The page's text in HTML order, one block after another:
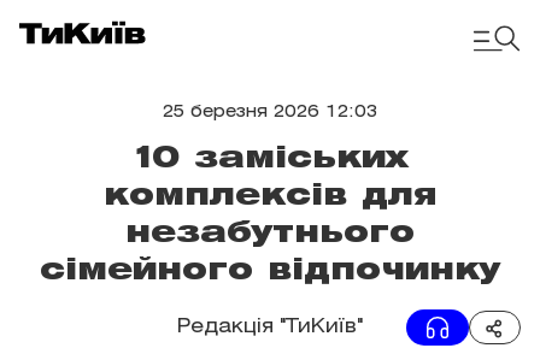
25 березня 2026 12:03
10 заміських
комплексів для
незабутнього
сімейного відпочинку
Редакція "ТиКиїв"